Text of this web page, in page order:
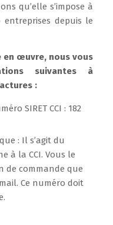
qu’elle s’impose à
depuis le
en œuvre, nous vous
suivantes à
:
SIRET CCI : 182
: Il s’agit du
à la CCI. Vous le
de commande que
Ce numéro doit